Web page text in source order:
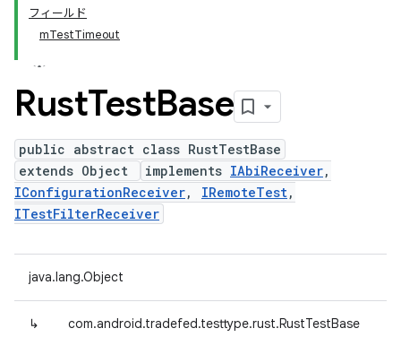
フィールド
mTestTimeout
RustTestBase
public abstract class RustTestBase
extends Object
implements IAbiReceiver,
IConfigurationReceiver, IRemoteTest,
ITestFilterReceiver
java.lang.Object
↳ com.android.tradefed.testtype.rust.RustTestBase